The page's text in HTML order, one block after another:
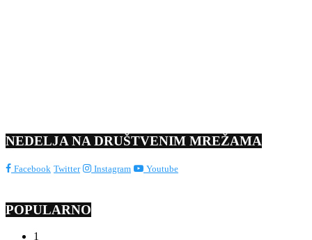
NEDELJA NA DRUŠTVENIM MREŽAMA
Facebook Twitter Instagram Youtube
POPULARNO
1